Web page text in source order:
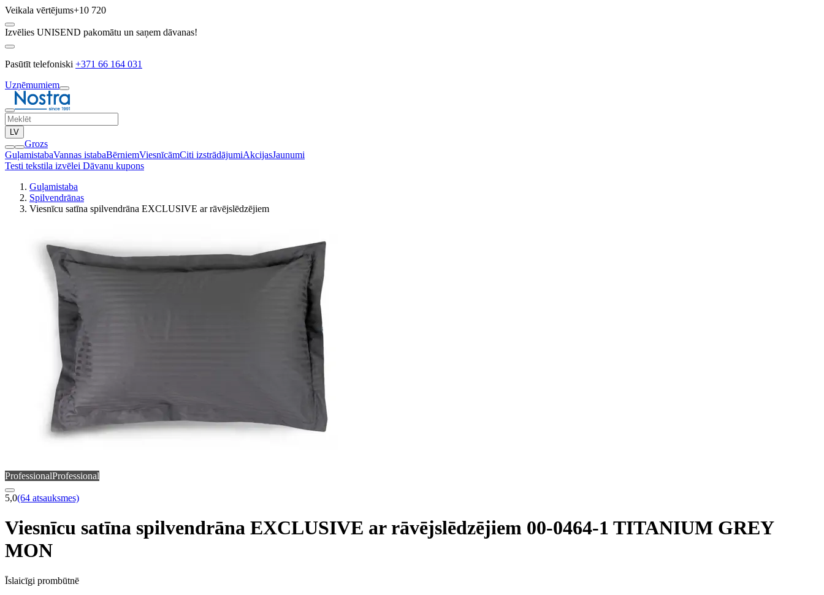
Veikala vērtējums+10 720
Izvēlies UNISEND pakomātu un saņem dāvanas!
Pasūtīt telefoniski +371 66 164 031
Uzņēmumiem
LV
Grozs
GuļamistabaVannas istabaBērniemViesnīcāmCiti izstrādājumiAkcijasJaunumi
Testi tekstila izvēlei Dāvanu kupons
Guļamistaba
Spilvendrānas
Viesnīcu satīna spilvendrāna EXCLUSIVE ar rāvējslēdzējiem
ProfessionalProfessional
5,0(64 atsauksmes)
Viesnīcu satīna spilvendrāna EXCLUSIVE ar rāvējslēdzējiem 00-0464-1 TITANIUM GREY
MON
Īslaicīgi prombūtnē